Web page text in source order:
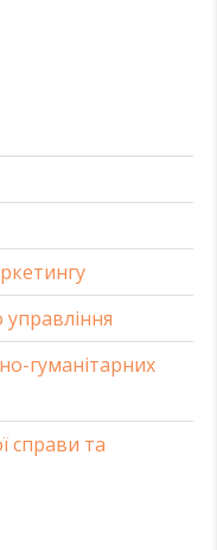
гуманітарних
справи та